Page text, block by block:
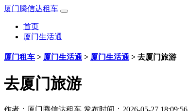
厦门腾信达租车
首页
厦门生活通
厦门租车 > 厦门生活通 > 厦门生活通 > 去厦门旅游
去厦门旅游